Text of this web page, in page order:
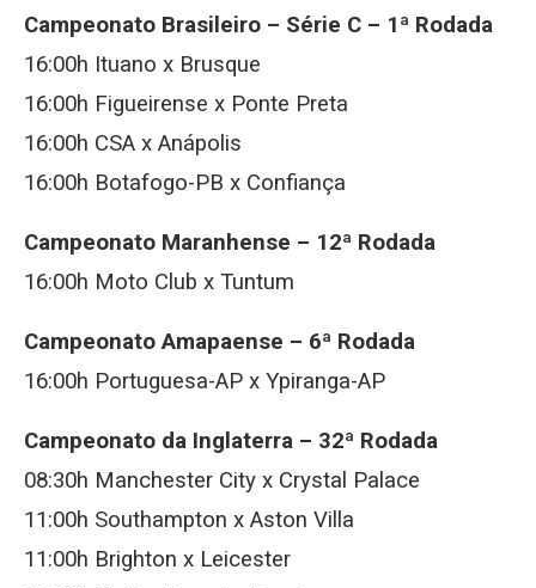
Campeonato Brasileiro – Série C – 1ª Rodada
16:00h Ituano x Brusque
16:00h Figueirense x Ponte Preta
16:00h CSA x Anápolis
16:00h Botafogo-PB x Confiança
Campeonato Maranhense – 12ª Rodada
16:00h Moto Club x Tuntum
Campeonato Amapaense – 6ª Rodada
16:00h Portuguesa-AP x Ypiranga-AP
Campeonato da Inglaterra – 32ª Rodada
08:30h Manchester City x Crystal Palace
11:00h Southampton x Aston Villa
11:00h Brighton x Leicester